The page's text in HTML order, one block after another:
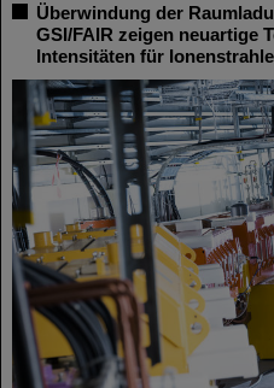
Überwindung der
GSI/FAIR zeigen neuartige
Intensitäten für